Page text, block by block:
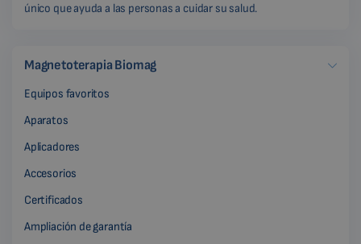
único que ayuda a las personas a cuidar su salud.
Magnetoterapia Biomag
Equipos favoritos
Aparatos
Aplicadores
Accesorios
Certificados
Ampliación de garantía